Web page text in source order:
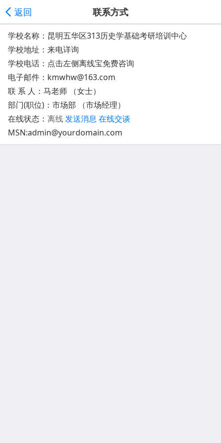
返回 联系方式
学校名称：昆明五华区313历史学基础考研培训中心
学校地址： 来电详询
学校电话：点击左侧离线宝免费咨询
电子邮件： kmwhw@163.com
联 系 人：马老师 （女士）
部门(职位)：市场部 （市场经理）
在线状态： 离线发送消息 在线交谈
MSN:admin@yourdomain.com